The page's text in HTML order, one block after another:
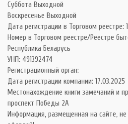
Суббота Выходной
Воскресенье Выходной
Дата регистрации в Торговом реестре:
Номер в Торговом реестре/Реестре
Республика Беларусь
УНП: 491392474
Регистрационный орган:
Дата регистрации компании: 17.03.2025
Местонахождение книги замечаний и
проспект Победы 2А
Информация, размещенная на сайте, не